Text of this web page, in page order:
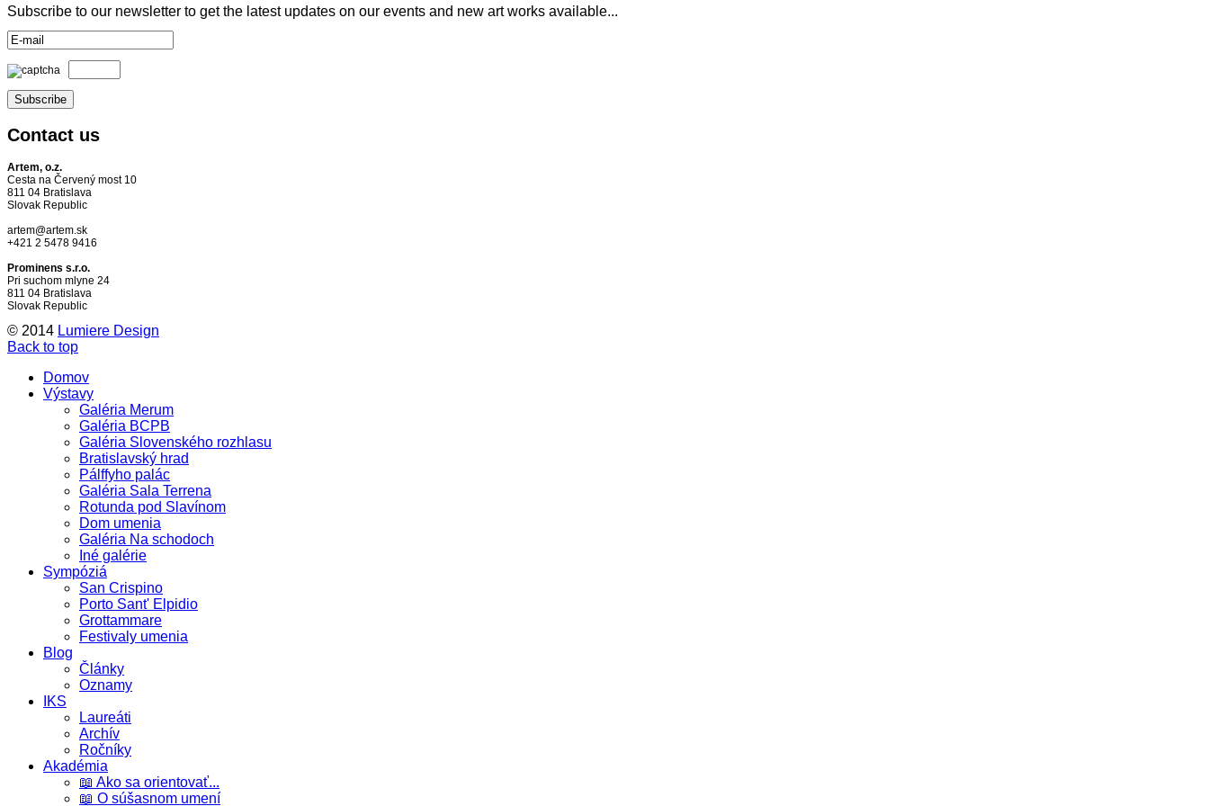
Subscribe to our newsletter to get the latest updates on our events and new art works available...
Contact us
Artem, o.z.
Cesta na Červený most 10
811 04 Bratislava
Slovak Republic
artem@artem.sk
+421 2 5478 9416
Prominens s.r.o.
Pri suchom mlyne 24
811 04 Bratislava
Slovak Republic
© 2014 Lumiere Design
Back to top
Domov
Výstavy
Galéria Merum
Galéria BCPB
Galéria Slovenského rozhlasu
Bratislavský hrad
Pálffyho palác
Galéria Sala Terrena
Rotunda pod Slavínom
Dom umenia
Galéria Na schodoch
Iné galérie
Sympóziá
San Crispino
Porto Sant' Elpidio
Grottammare
Festivaly umenia
Blog
Články
Oznamy
IKS
Laureáti
Archív
Ročníky
Akadémia
📖 Ako sa orientovať...
📖 O súšasnom umení